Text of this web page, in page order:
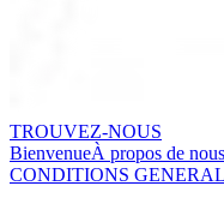
TROUVEZ-NOUS
BienvenueÀ propos de nous
CONDITIONS